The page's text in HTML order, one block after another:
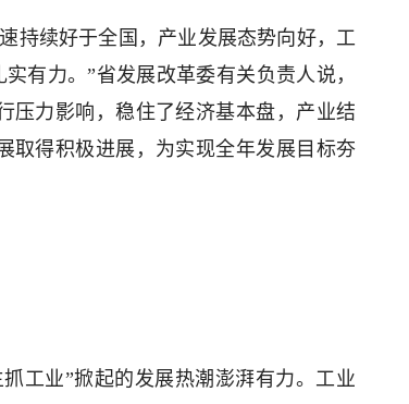
持续好于全国，产业发展态势向好，工
有力。”省发展改革委有关负责人说，
压力影响，稳住了经济基本盘，产业结
取得积极进展，为实现全年发展目标夯
工业”掀起的发展热潮澎湃有力。工业